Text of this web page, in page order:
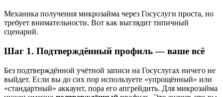
Механика получения микрозайма через Госуслуги проста, но
требует внимательности. Вот как выглядит типичный
сценарий.
Шаг 1. Подтверждённый профиль — ваше всё
Без подтверждённой учётной записи на Госуслугах ничего не
выйдет. Если вы до сих пор используете «упрощённый» или
«стандартный» аккаунт, пора его апгрейдить. Для микрозайма